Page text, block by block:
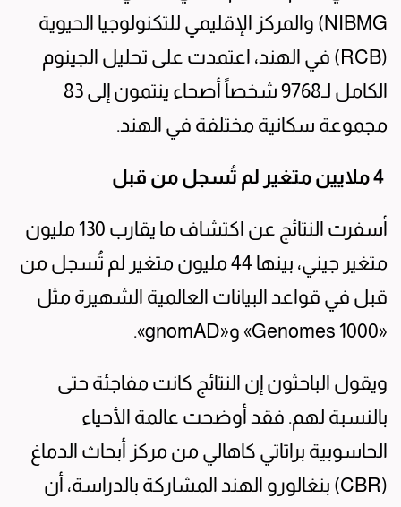
NIBMG) والمركز الإقليمي للتكنولوجيا الحيوية
(RCB) في الهند، اعتمدت على تحليل الجينوم
الكامل لـ9768 شخصاً أصحاء ينتمون إلى 83
مجموعة سكانية مختلفة في الهند.
أسفرت النتائج عن اكتشاف ما يقارب 130 مليون
متغير جيني، بينها 44 مليون متغير لم تُسجل من
قبل في قواعد البيانات العالمية الشهيرة مثل
«1000 Genomes» و«gnomAD».
ويقول الباحثون إن النتائج كانت مفاجئة حتى
بالنسبة لهم. فقد أوضحت عالمة الأحياء
الحاسوبية براتاتي كاهالي من مركز أبحاث الدماغ
(CBR) بنغالورو الهند المشاركة بالدراسة، أن